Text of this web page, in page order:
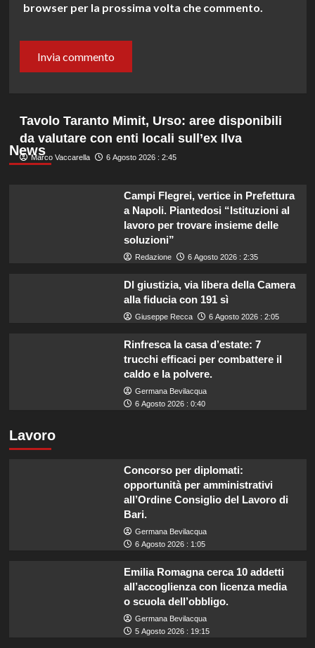
browser per la prossima volta che commento.
News
Tavolo Taranto Mimit, Urso: aree disponibili
da valutare con enti locali sull’ex Ilva
Marco Vaccarella 6 Agosto 2026 : 2:45
Campi Flegrei, vertice in Prefettura
a Napoli. Piantedosi “Istituzioni al
lavoro per trovare insieme delle
soluzioni”
Redazione 6 Agosto 2026 : 2:35
Dl giustizia, via libera della Camera
alla fiducia con 191 sì
Giuseppe Recca 6 Agosto 2026 : 2:05
Rinfresca la casa d’estate: 7
trucchi efficaci per combattere il
caldo e la polvere.
Germana Bevilacqua
6 Agosto 2026 : 0:40
Lavoro
Concorso per diplomati:
opportunità per amministrativi
all’Ordine Consiglio del Lavoro di
Bari.
Germana Bevilacqua
6 Agosto 2026 : 1:05
Emilia Romagna cerca 10 addetti
all’accoglienza con licenza media
o scuola dell’obbligo.
Germana Bevilacqua
5 Agosto 2026 : 19:15